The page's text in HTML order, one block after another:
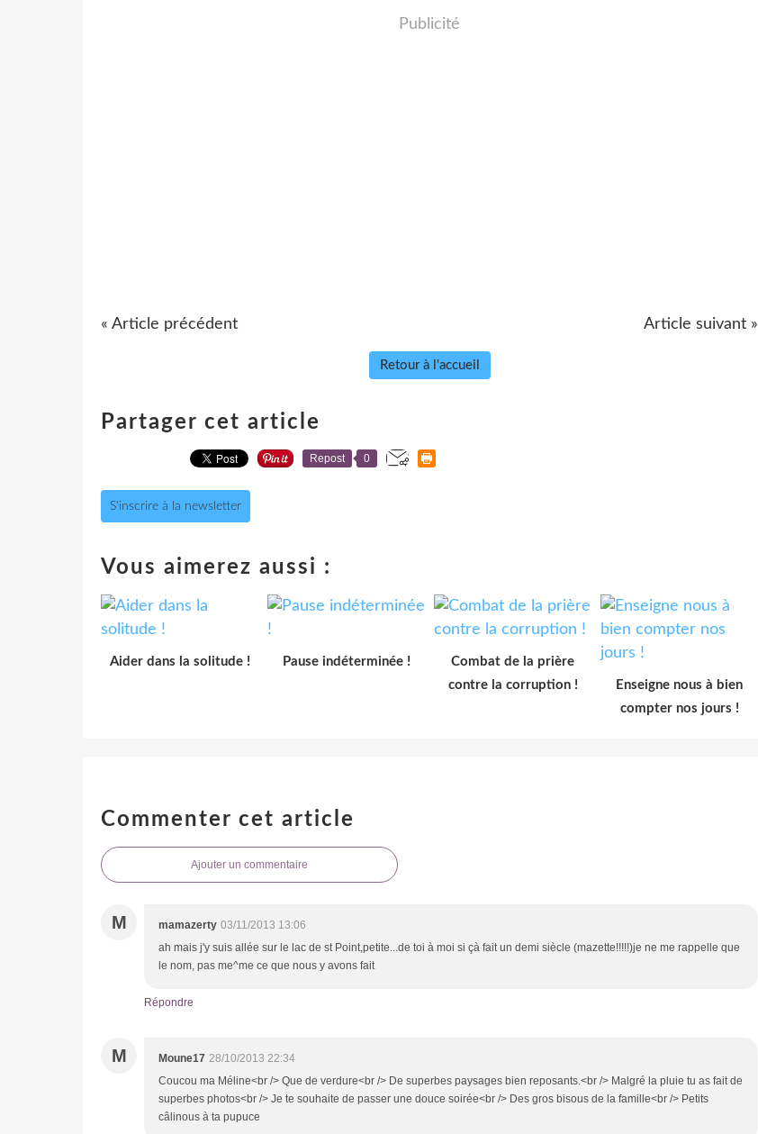
Publicité
« Article précédent Article suivant »
Retour à l'accueil
Partager cet article
Repost 0
S'inscrire à la newsletter
Vous aimerez aussi :
Aider dans la solitude ! Pause indéterminée !
Combat de la prière
contre la corruption !
Enseigne nous à bien
compter nos jours !
Commenter cet article
Ajouter un commentaire
M mamazerty 03/11/2013 13:06
ah mais j'y suis allée sur le lac de st Point,petite...de toi à moi si çà fait un demi siècle (mazette!!!!!)je ne me rappelle que
le nom, pas me^me ce que nous y avons fait
Répondre
M Moune17 28/10/2013 22:34
Coucou ma Méline<br /> Que de verdure<br /> De superbes paysages bien reposants.<br /> Malgré la pluie tu as fait de
superbes photos<br /> Je te souhaite de passer une douce soirée<br /> Des gros bisous de la famille<br /> Petits
câlinous à ta pupuce